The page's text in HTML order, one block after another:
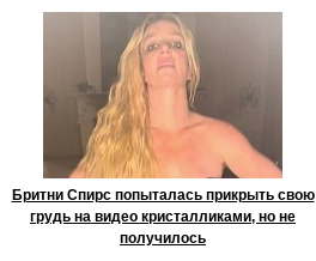
Бритни Спирс попыталась прикрыть свою
грудь на видео кристалликами, но не
получилось